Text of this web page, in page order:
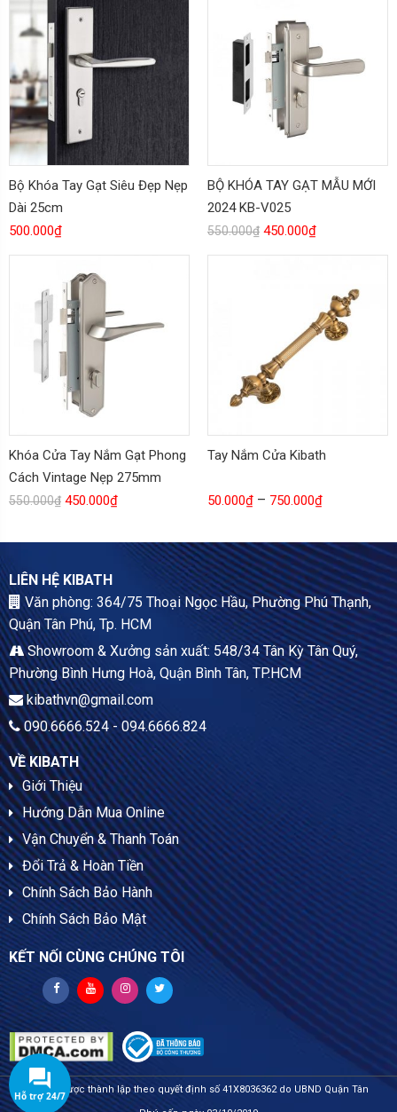
Bộ Khóa Tay Gạt Siêu Đẹp Nẹp
Dài 25cm
500.000₫
BỘ KHÓA TAY GẠT MẪU MỚI
2024 KB-V025
550.000₫ 450.000₫
Khóa Cửa Tay Nắm Gạt Phong
Cách Vintage Nẹp 275mm
550.000₫ 450.000₫
Tay Nắm Cửa Kibath
50.000₫ – 750.000₫
LIÊN HỆ KIBATH
Văn phòng: 364/75 Thoại Ngọc Hầu, Phường Phú Thạnh,
Quận Tân Phú, Tp. HCM
Showroom & Xưởng sản xuất: 548/34 Tân Kỳ Tân Quý,
Phường Bình Hưng Hoà, Quận Bình Tân, TP.HCM
kibathvn@gmail.com
090.6666.524 - 094.6666.824
VỀ KIBATH
Giới Thiệu
Hướng Dẫn Mua Online
Vận Chuyển & Thanh Toán
Đổi Trả & Hoàn Tiền
Chính Sách Bảo Hành
Chính Sách Bảo Mật
KẾT NỐI CÙNG CHÚNG TÔI
Kibath được thành lập theo quyết định số 41X8036362 do UBND Quận Tân
Hỗ trợ 24/7